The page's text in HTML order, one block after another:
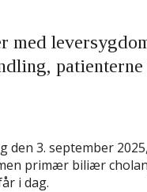
med
den 3. september
primær biliær
i dag.